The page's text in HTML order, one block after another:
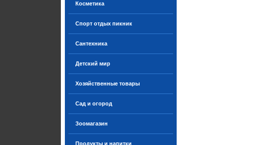
Косметика
Спорт отдых пикник
Сантехника
Детский мир
Хозяйственные товары
Сад и огород
Зоомагазин
Продукты и напитки